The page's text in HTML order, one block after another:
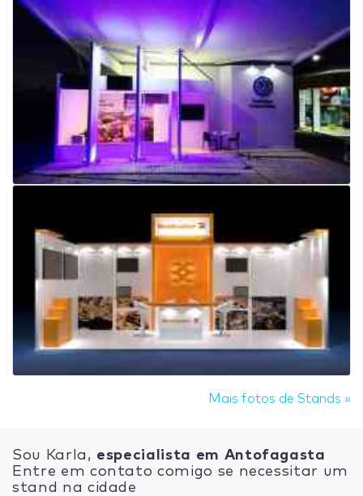
Mais fotos de Stands »
Sou Karla, especialista em Antofagasta
Entre em contato comigo se necessitar um
stand na cidade